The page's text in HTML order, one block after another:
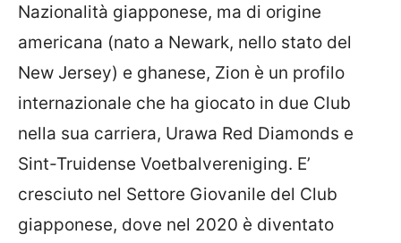
Nazionalità giapponese, ma di origine
americana (nato a Newark, nello stato del
New Jersey) e ghanese, Zion è un profilo
internazionale che ha giocato in due Club
nella sua carriera, Urawa Red Diamonds e
Sint-Truidense Voetbalvereniging. E’
cresciuto nel Settore Giovanile del Club
giapponese, dove nel 2020 è diventato